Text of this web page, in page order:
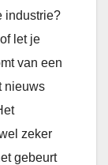
industrie?
let je
van een
nieuws
zeker
gebeurt